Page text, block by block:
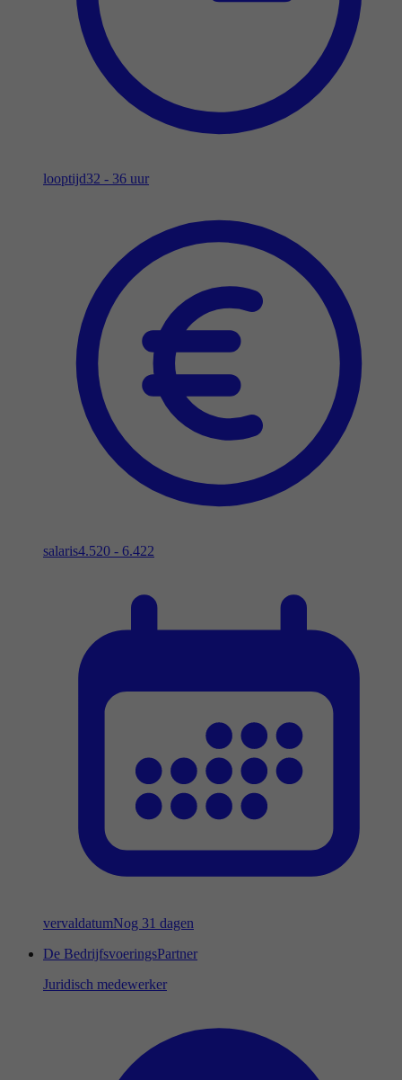
looptijd32 - 36 uur
salaris4.520 - 6.422
vervaldatumNog 31 dagen
De BedrijfsvoeringsPartner
Juridisch medewerker